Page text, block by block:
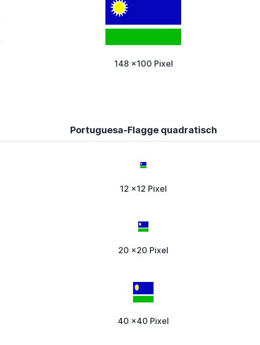
148 x100 Pixel
Portuguesa-Flagge quadratisch
12 x12 Pixel
20 x20 Pixel
40 x40 Pixel